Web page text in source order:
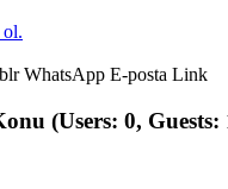
ol.
WhatsApp E-posta Link
(Users: 0, Guests: